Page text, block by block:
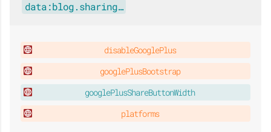
data:blog.sharing…
disableGooglePlus
googlePlusBootstrap
googlePlusShareButtonWidth
platforms